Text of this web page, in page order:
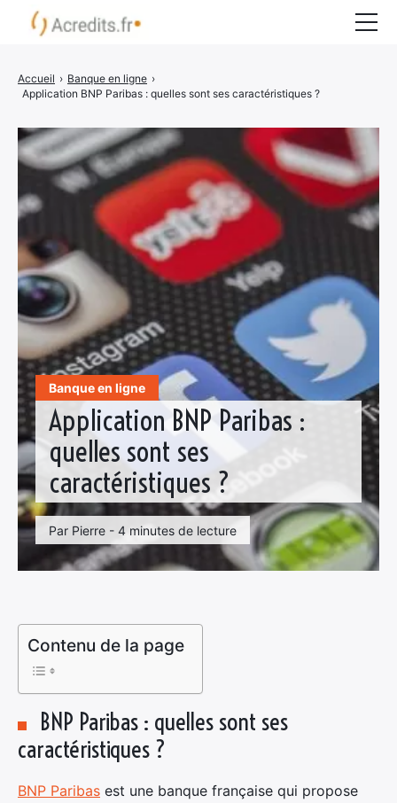
Banque en ligne
Application BNP Paribas :
quelles sont ses
caractéristiques ?
Par Pierre - 4 minutes de lecture
Accueil › Banque en ligne ›
Application BNP Paribas : quelles sont ses caractéristiques ?
Contenu de la page
BNP Paribas : quelles sont ses
caractéristiques ?
BNP Paribas est une banque française qui propose
Surendettement
Crédit express
Crédit immobilier
Organismes bancaires
COMPARATEUR CRÉDIT